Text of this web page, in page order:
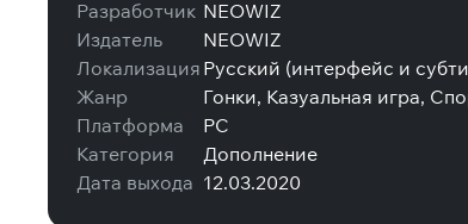
Разработчик NEOWIZ
Издатель
NEOWIZ
Локализация Русский (интерфейс и
Жанр
Гонки, Казуальная игра,
Платформа
PC
Категория
Дополнение
Дата выхода 12.03.2020